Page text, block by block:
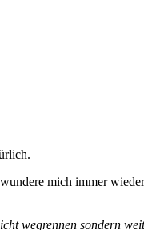
mich immer
wegrennen sondern